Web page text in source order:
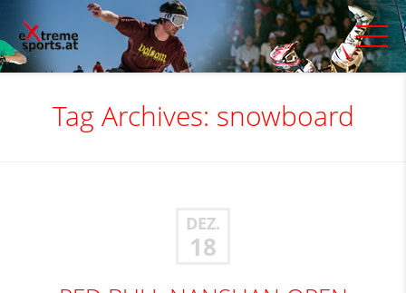
Tag Archives: snowboard
DEZ.
18